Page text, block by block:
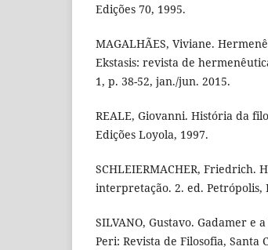
Edições 70, 1995.
MAGALHÃES, Viviane.
Ekstasis: revista de
1, p. 38-52, jan./jun. 2015.
REALE, Giovanni. História da
Edições Loyola, 1997.
SCHLEIERMACHER, Friedrich.
interpretação. 2. ed. Petrópolis,
SILVANO, Gustavo. Gadamer e
Peri: Revista de Filosofia, Santa